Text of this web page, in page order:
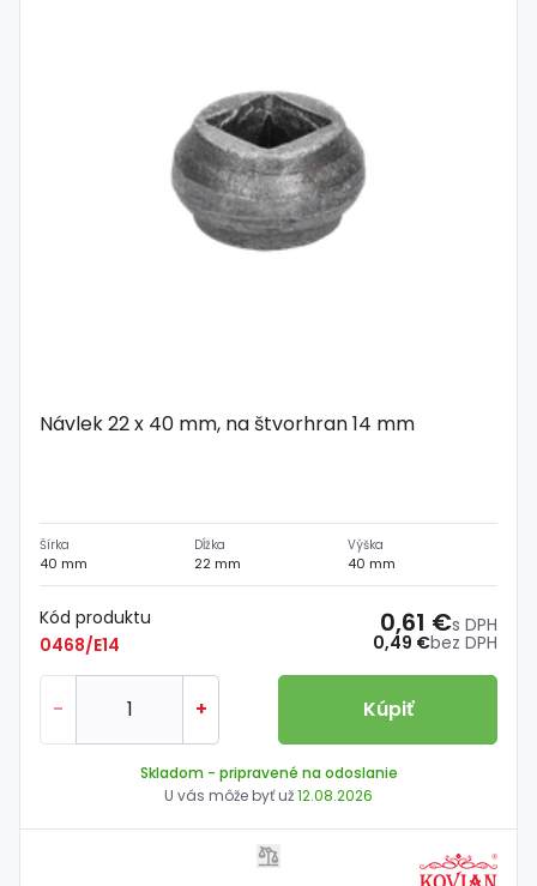
Návlek 22 x 40 mm, na štvorhran 14 mm
Šírka
40 mm
Dĺžka
22 mm
Výška
40 mm
Kód produktu
0468/E14
0,49 €bez DPH
0,61 €s DPH
- + Kúpiť
Skladom - pripravené na odoslanie
U vás môže byť už12.08.2026